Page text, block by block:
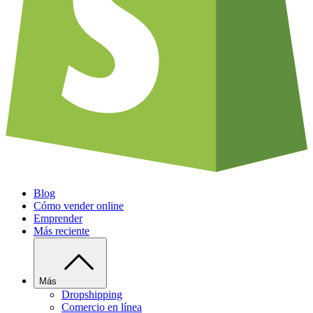
Blog
Cómo vender online
Emprender
Más reciente
Más
Dropshipping
Comercio en línea